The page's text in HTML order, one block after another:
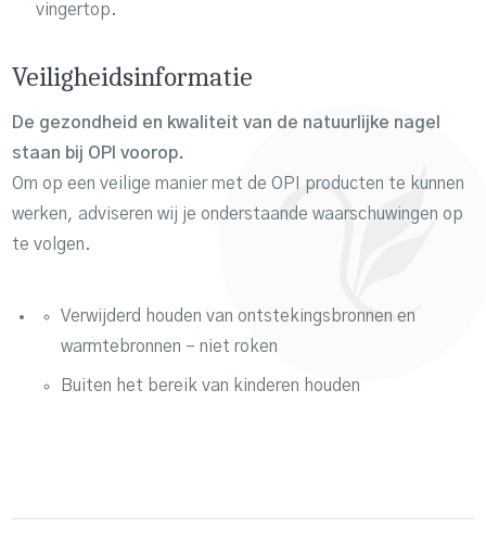
vingertop.
Veiligheidsinformatie
De gezondheid en kwaliteit van de natuurlijke nagel
staan bij OPI voorop.
Om op een veilige manier met de OPI producten te kunnen
werken, adviseren wij je onderstaande waarschuwingen op
te volgen.
Verwijderd houden van ontstekingsbronnen en
warmtebronnen – niet roken
Buiten het bereik van kinderen houden